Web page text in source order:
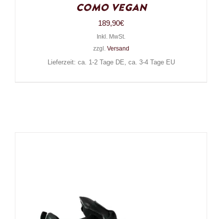
Como Vegan
189,90€
Inkl. MwSt.
zzgl. Versand
Lieferzeit: ca. 1-2 Tage DE, ca. 3-4 Tage EU